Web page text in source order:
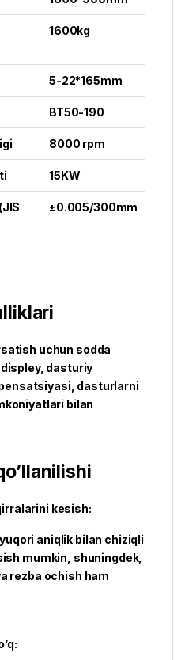
1600kg
5-22*165mm
BT50-190
8000 rpm
15KW
±0.005/300mm
uchun sodda
dasturiy
dasturlarni
bilan
kesish:
aniqlik bilan chiziqli
mumkin, shuningdek,
rezba ochish ham